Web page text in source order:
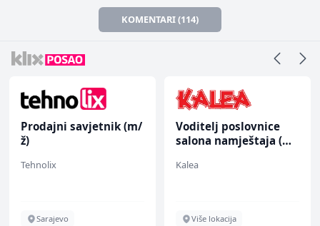
KOMENTARI (114)
Prodajni savjetnik (m/
ž)
Tehnolix
Sarajevo
Voditelj poslovnice
salona namještaja (m/
Kalea
Više lokacija